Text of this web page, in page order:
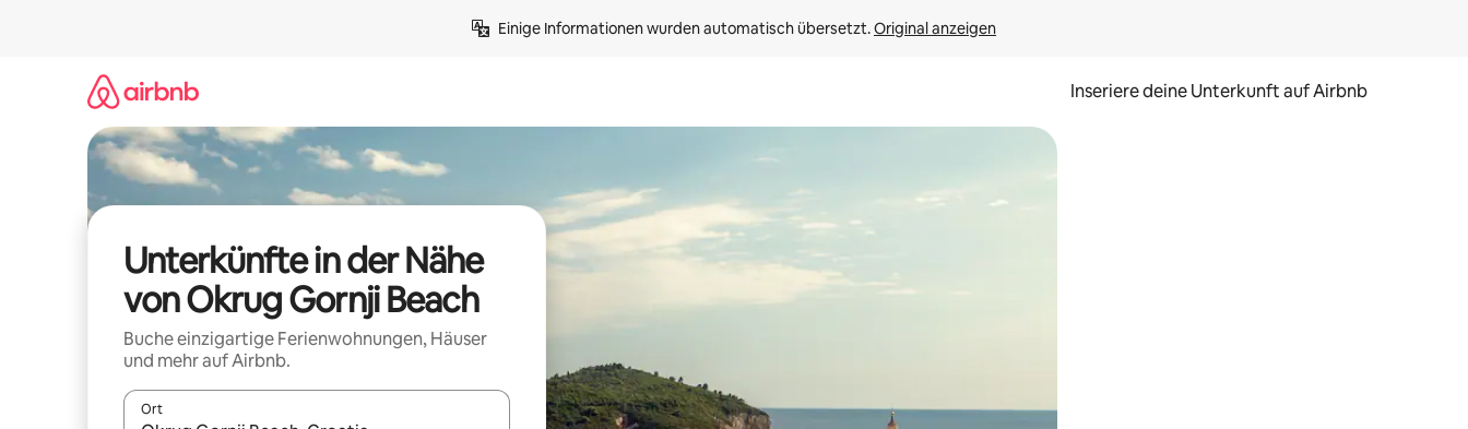
Einige Informationen wurden automatisch übersetzt. Original anzeigen
Inseriere deine Unterkunft auf Airbnb
Unterkünfte in der Nähe
von Okrug Gornji Beach
Buche einzigartige Ferienwohnungen, Häuser
und mehr auf Airbnb.
Ort